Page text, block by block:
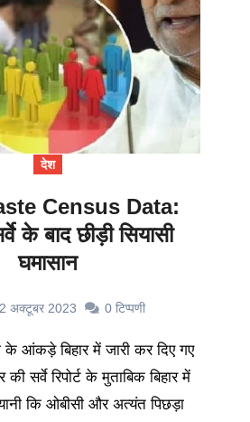
देश
Census Data:
के बाद छीड़ी सियासी
घमासान
2 अक्टूबर 2023 0 टिप्पणी
सर्वे रिपोर्ट के मुताबिक बिहार में
कि ओबीसी और अत्यंत पिछड़ा